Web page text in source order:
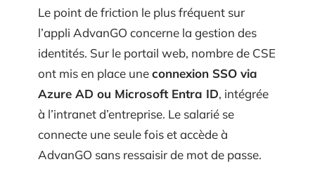
Le point de friction le plus fréquent sur
l’appli AdvanGO concerne la gestion des
identités. Sur le portail web, nombre de CSE
ont mis en place uneconnexion SSO via
Azure AD ou Microsoft Entra ID, intégrée
à l’intranet d’entreprise. Le salarié se
connecte une seule fois et accède à
AdvanGO sans ressaisir de mot de passe.